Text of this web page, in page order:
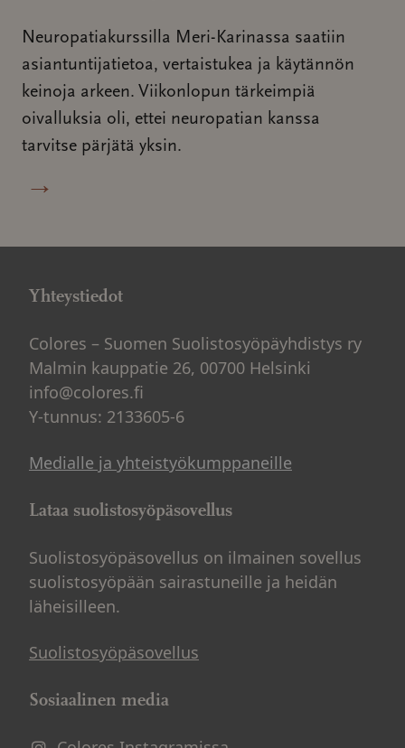
Neuropatiakurssilla Meri-Karinassa saatiin
asiantuntijatietoa, vertaistukea ja käytännön
keinoja arkeen. Viikonlopun tärkeimpiä
oivalluksia oli, ettei neuropatian kanssa
tarvitse pärjätä yksin.
→
Yhteystiedot
Colores – Suomen Suolistosyöpäyhdistys ry
Malmin kauppatie 26, 00700 Helsinki
info@colores.fi
Y-tunnus: 2133605-6
Medialle ja yhteistyökumppaneille
Lataa suolistosyöpäsovellus
Suolistosyöpäsovellus on ilmainen sovellus
suolistosyöpään sairastuneille ja heidän
läheisilleen.
Suolistosyöpäsovellus
Sosiaalinen media